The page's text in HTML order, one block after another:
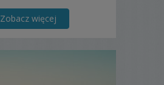
Zobacz więcej